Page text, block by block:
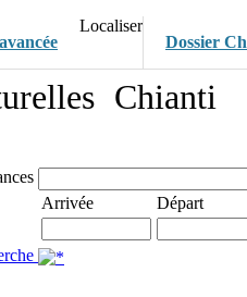
Localiser
Dossier
Chianti
Arrivée
Départ